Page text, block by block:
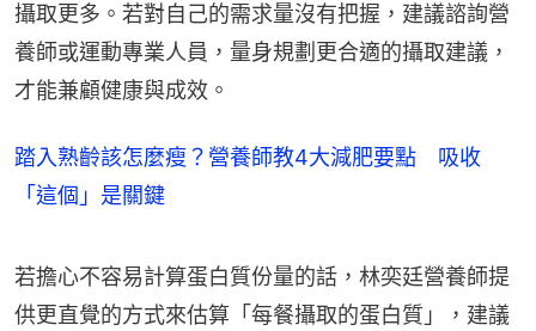
攝取更多。若對自己的需求量沒有把握，建議諮詢營
養師或運動專業人員，量身規劃更合適的攝取建議，
才能兼顧健康與成效。
踏入熟齡該怎麼瘦？營養師教4大減肥要點 吸收
「這個」是關鍵
若擔心不容易計算蛋白質份量的話，林奕廷營養師提
供更直覺的方式來估算「每餐攝取的蛋白質」，建議